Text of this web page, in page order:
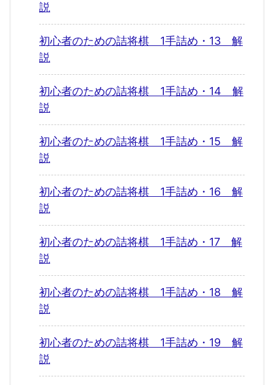
説
初心者のための詰将棋 1手詰め・13 解
説
初心者のための詰将棋 1手詰め・14 解
説
初心者のための詰将棋 1手詰め・15 解
説
初心者のための詰将棋 1手詰め・16 解
説
初心者のための詰将棋 1手詰め・17 解
説
初心者のための詰将棋 1手詰め・18 解
説
初心者のための詰将棋 1手詰め・19 解
説